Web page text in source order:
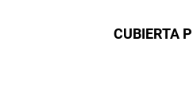
CUBIERTA